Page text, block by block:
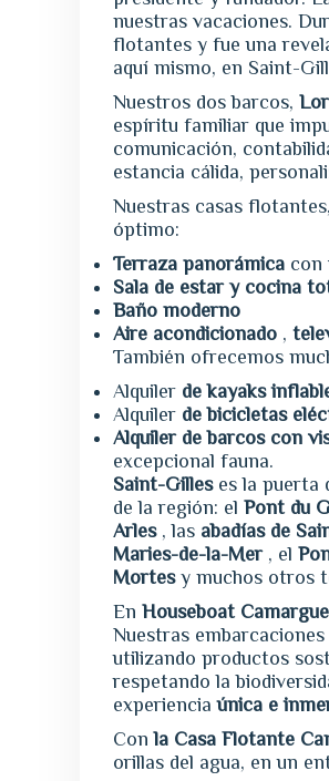
nuestras vacaciones.
flotantes y fue una
aquí mismo, en Saint-
Nuestros dos barcos,
espíritu familiar que
comunicación,
estancia cálida,
Nuestras casas flotantes,
óptimo:
Terraza panorámica con
Sala de estar y cocina
Baño moderno
Aire acondicionado ,
También ofrecemos
Alquiler de kayaks
Alquiler de bicicletas
Alquiler de barcos con
excepcional fauna.
Saint-Gilleses la puerta
de la región: el Pont du
Arles, las abadías de
Maries-de-la-Mer, el
Mortesy muchos otros
En Houseboat Camargue
Nuestras
utilizando productos
respetando la
experienciaúnica e
Conla Casa Flotante
orillas del agua, en un